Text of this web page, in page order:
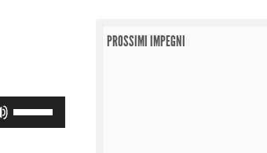
PROSSIMI IMPEGNI